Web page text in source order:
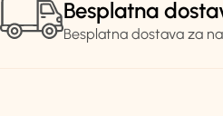
Besplatna
Besplatna dostava za